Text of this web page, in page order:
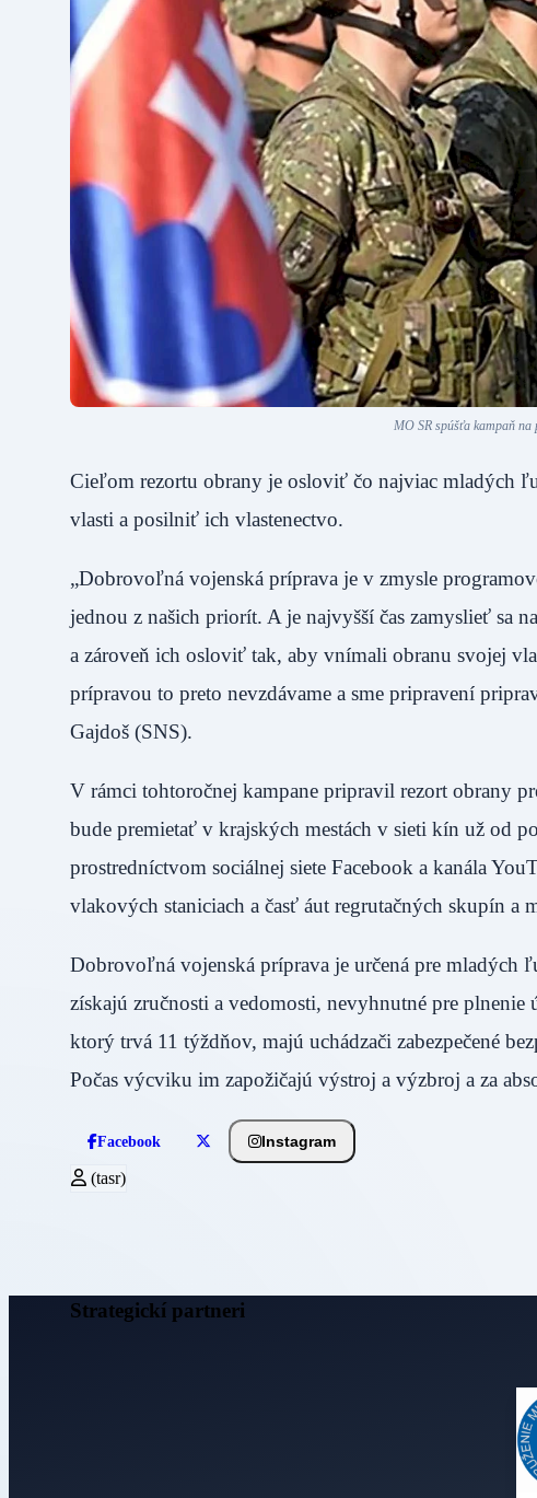
MO SR spúšťa kampaň
Cieľom rezortu obrany je osloviť čo najviac mladých
vlasti a posilniť ich vlastenectvo.
„Dobrovoľná vojenská príprava je v zmysle
jednou z našich priorít. A je najvyšší čas zamyslieť
a zároveň ich osloviť tak, aby vnímali obranu svojej
prípravou to preto nevzdávame a sme pripravení
Gajdoš (SNS).
V rámci tohtoročnej kampane pripravil rezort obrany
bude premietať v krajských mestách v sieti kín už od
prostredníctvom sociálnej siete Facebook a kanála
vlakových staniciach a časť áut regrutačných skupín
Dobrovoľná vojenská príprava je určená pre
získajú zručnosti a vedomosti, nevyhnutné pre
ktorý trvá 11 týždňov, majú uchádzači zabezpečené
Počas výcviku im zapožičajú výstroj a výzbroj a za
Facebook Instagram
(tasr)
Strategickí partneri